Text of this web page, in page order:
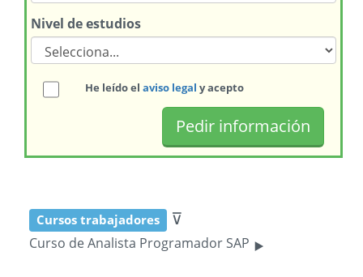
Nivel de estudios
He leído el aviso legal y acepto
Cursos trabajadores ⊽
Curso de Analista Programador SAP ‣